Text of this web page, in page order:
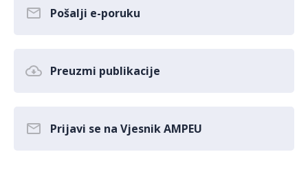
Pošalji e-poruku
Preuzmi publikacije
Prijavi se na Vjesnik AMPEU